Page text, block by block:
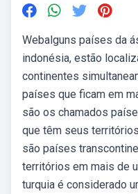
Webalguns países da
indonésia, estão
continentes
países que ficam em
são os chamados
que têm seus
são países
territórios em mais de
turquia é considerado